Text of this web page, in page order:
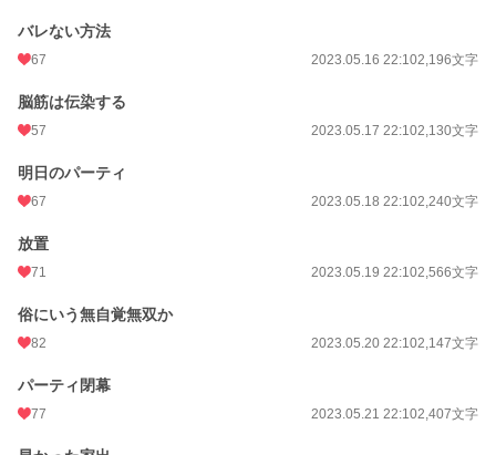
バレない方法
67 2023.05.16 22:102,196文字
脳筋は伝染する
57 2023.05.17 22:102,130文字
明日のパーティ
67 2023.05.18 22:102,240文字
放置
71 2023.05.19 22:102,566文字
俗にいう無自覚無双か
82 2023.05.20 22:102,147文字
パーティ閉幕
77 2023.05.21 22:102,407文字